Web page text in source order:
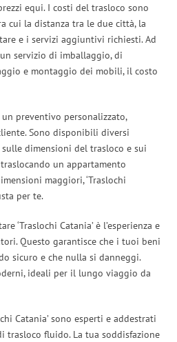
equi. I costi del trasloco sono
cui la distanza tra le due città, la
e i servizi aggiuntivi richiesti. Ad
servizio di imballaggio, di
e montaggio dei mobili, il costo
un preventivo personalizzato,
Sono disponibili diversi
dimensioni del trasloco e sui
un appartamento
maggiori, ‘Traslochi
per te.
‘Traslochi Catania’ è l’esperienza e
Questo garantisce che i tuoi beni
sicuro e che nulla si danneggi.
ideali per il lungo viaggio da
Catania’ sono esperti e addestrati
trasloco fluido. La tua soddisfazione